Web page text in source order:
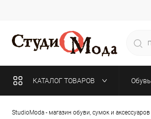
КАТАЛОГ ТОВАРОВ Обувь
StudioModa - магазин обуви, сумок и аксессуаров